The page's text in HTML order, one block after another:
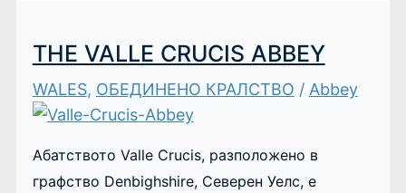
THE VALLE CRUCIS ABBEY
WALES, ОБЕДИНЕНО КРАЛСТВО / Abbey
Абатството Valle Crucis, разположено в
графство Denbighshire, Северен Уелс, е